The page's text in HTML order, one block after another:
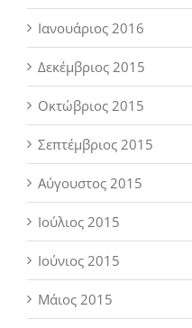
Ιανουάριος 2016
Δεκέμβριος 2015
Οκτώβριος 2015
Σεπτέμβριος 2015
Αύγουστος 2015
Ιούλιος 2015
Ιούνιος 2015
Μάιος 2015